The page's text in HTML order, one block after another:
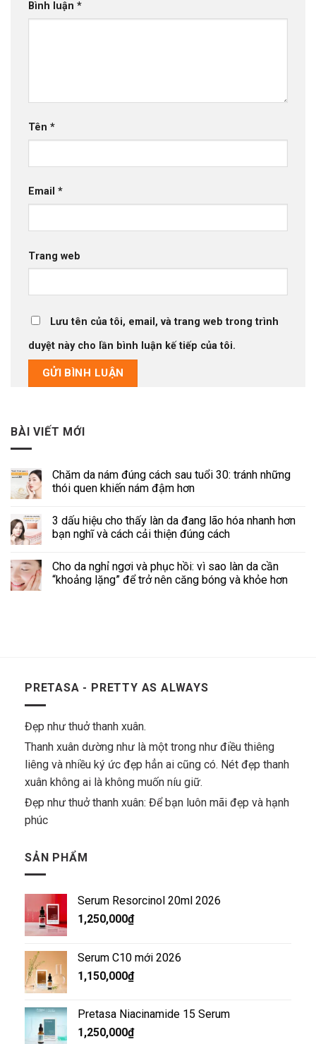
Bình luận *
Tên *
Email *
Trang web
Lưu tên của tôi, email, và trang web trong trình
duyệt này cho lần bình luận kế tiếp của tôi.
BÀI VIẾT MỚI
Chăm da nám đúng cách sau tuổi 30: tránh những
thói quen khiến nám đậm hơn
3 dấu hiệu cho thấy làn da đang lão hóa nhanh hơn
bạn nghĩ và cách cải thiện đúng cách
Cho da nghỉ ngơi và phục hồi: vì sao làn da cần
“khoảng lặng” để trở nên căng bóng và khỏe hơn
PRETASA - PRETTY AS ALWAYS
Đẹp như thuở thanh xuân.
Thanh xuân dường như là một trong như điều thiêng
liêng và nhiều ký ức đẹp hẳn ai cũng có. Nét đẹp thanh
xuân không ai là không muốn níu giữ.
Đẹp như thuở thanh xuân: Để bạn luôn mãi đẹp và hạnh
phúc
SẢN PHẨM
Serum Resorcinol 20ml 2026
1,250,000₫
Serum C10 mới 2026
1,150,000₫
Pretasa Niacinamide 15 Serum
1,250,000₫